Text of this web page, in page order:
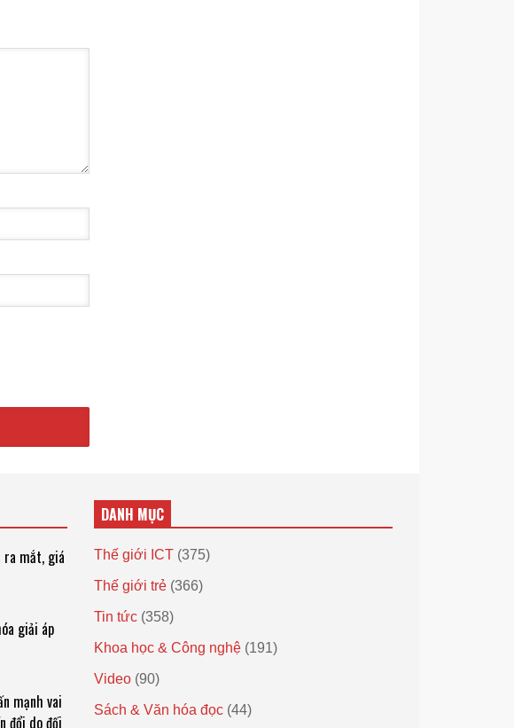
ra mắt, giá
giải áp
mạnh vai
đổi do đối
DANH MỤC
Thế giới ICT (375)
Thế giới trẻ (366)
Tin tức (358)
Khoa học & Công nghệ (191)
Video (90)
Sách & Văn hóa đọc (44)